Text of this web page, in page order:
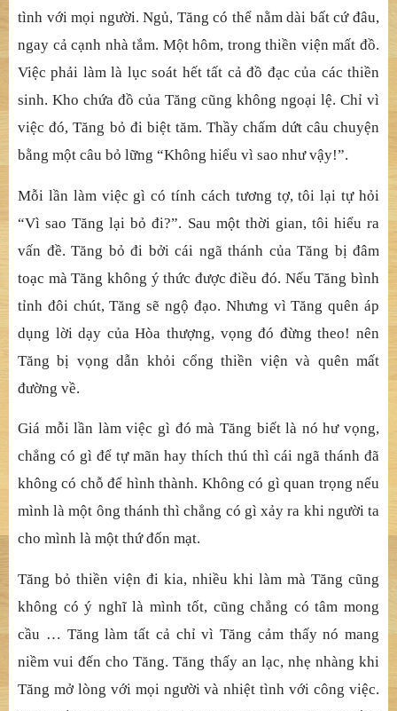
tình với mọi người. Ngủ, Tăng có thể nằm dài bất cứ đâu,
ngay cả cạnh nhà tắm. Một hôm, trong thiền viện mất đồ.
Việc phải làm là lục soát hết tất cả đồ đạc của các thiền
sinh. Kho chứa đồ của Tăng cũng không ngoại lệ. Chỉ vì
việc đó, Tăng bỏ đi biệt tăm. Thầy chấm dứt câu chuyện
bằng một câu bỏ lững “Không hiểu vì sao như vậy!”.
Mỗi lần làm việc gì có tính cách tương tợ, tôi lại tự hỏi
“Vì sao Tăng lại bỏ đi?”. Sau một thời gian, tôi hiểu ra
vấn đề. Tăng bỏ đi bởi cái ngã thánh của Tăng bị đâm
toạc mà Tăng không ý thức được điều đó. Nếu Tăng bình
tỉnh đôi chút, Tăng sẽ ngộ đạo. Nhưng vì Tăng quên áp
dụng lời dạy của Hòa thượng, vọng đó đừng theo! nên
Tăng bị vọng dẫn khỏi cổng thiền viện và quên mất
đường về.
Giá mỗi lần làm việc gì đó mà Tăng biết là nó hư vọng,
chẳng có gì để tự mãn hay thích thú thì cái ngã thánh đã
không có chỗ để hình thành. Không có gì quan trọng nếu
mình là một ông thánh thì chẳng có gì xảy ra khi người ta
cho mình là một thứ đốn mạt.
Tăng bỏ thiền viện đi kia, nhiều khi làm mà Tăng cũng
không có ý nghĩ là mình tốt, cũng chẳng có tâm mong
cầu … Tăng làm tất cả chỉ vì Tăng cảm thấy nó mang
niềm vui đến cho Tăng. Tăng thấy an lạc, nhẹ nhàng khi
Tăng mở lòng với mọi người và nhiệt tình với công việc.